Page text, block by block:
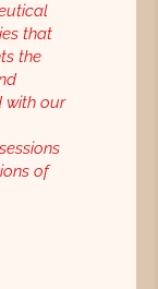
that
the
with our
of